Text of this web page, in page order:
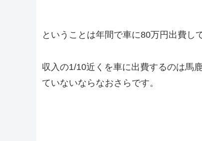
ということは年間で車に80万円出費し
収入の1/10近くを車に出費するのは馬
ていないならなおさらです。